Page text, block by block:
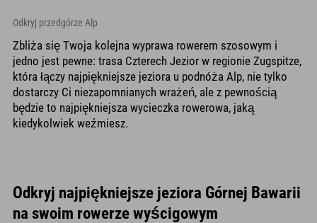
Odkryj przedgórze Alp
Zbliża się Twoja kolejna wyprawa rowerem szosowym i
jedno jest pewne: trasa Czterech Jezior w regionie Zugspitze,
która łączy najpiękniejsze jeziora u podnóża Alp, nie tylko
dostarczy Ci niezapomnianych wrażeń, ale z pewnością
będzie to najpiękniejsza wycieczka rowerowa, jaką
kiedykolwiek weźmiesz.
Odkryj najpiękniejsze jeziora Górnej Bawarii
na swoim rowerze wyścigowym